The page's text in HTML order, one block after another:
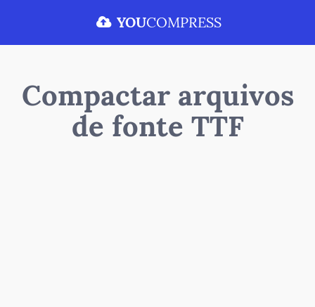
YOUCOMPRESS
Compactar arquivos
de fonte TTF